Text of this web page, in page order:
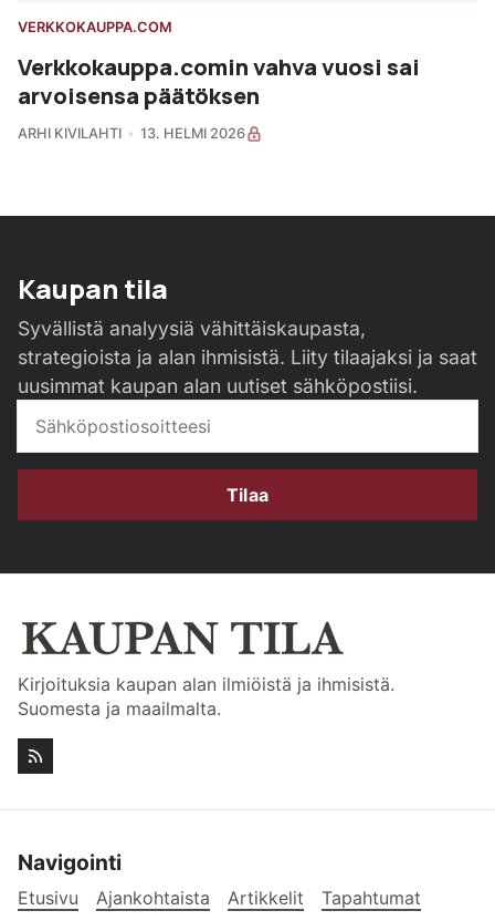
VERKKOKAUPPA.COM
Verkkokauppa.comin vahva vuosi sai
arvoisensa päätöksen
ARHI KIVILAHTI 13. HELMI 2026
Kaupan tila
Syvällistä analyysiä vähittäiskaupasta,
strategioista ja alan ihmisistä. Liity tilaajaksi ja saat
uusimmat kaupan alan uutiset sähköpostiisi.
Tilaa
Kirjoituksia kaupan alan ilmiöistä ja ihmisistä.
Suomesta ja maailmalta.
Navigointi
Etusivu Ajankohtaista Artikkelit
Tapahtumat